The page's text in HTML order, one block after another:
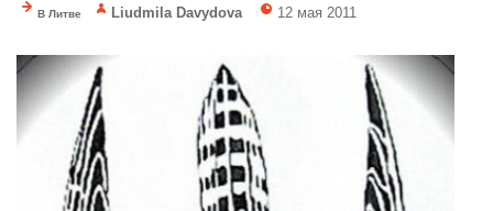
В Литве Liudmila Davydova 12 мая 2011